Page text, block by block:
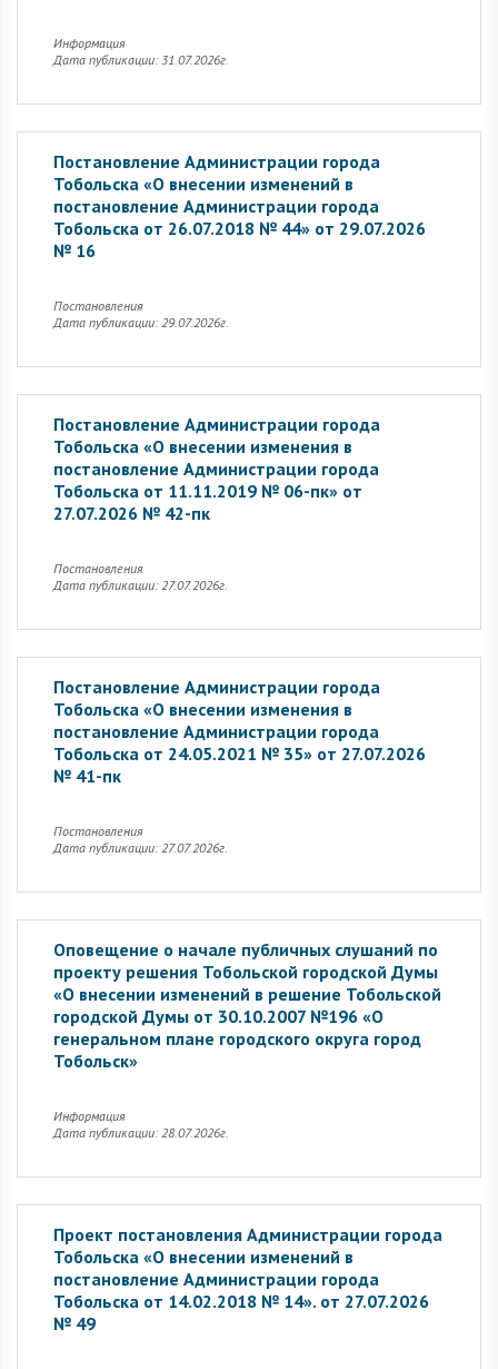
Информация
Дата публикации: 31.07.2026г.
Постановление Администрации города
Тобольска «О внесении изменений в
постановление Администрации города
Тобольска от 26.07.2018 № 44» от 29.07.2026
№ 16
Постановления
Дата публикации: 29.07.2026г.
Постановление Администрации города
Тобольска «О внесении изменения в
постановление Администрации города
Тобольска от 11.11.2019 № 06-пк» от
27.07.2026 № 42-пк
Постановления
Дата публикации: 27.07.2026г.
Постановление Администрации города
Тобольска «О внесении изменения в
постановление Администрации города
Тобольска от 24.05.2021 № 35» от 27.07.2026
№ 41-пк
Постановления
Дата публикации: 27.07.2026г.
Оповещение о начале публичных слушаний по
проекту решения Тобольской городской Думы
«О внесении изменений в решение Тобольской
городской Думы от 30.10.2007 №196 «О
генеральном плане городского округа город
Тобольск»
Информация
Дата публикации: 28.07.2026г.
Проект постановления Администрации города
Тобольска «О внесении изменений в
постановление Администрации города
Тобольска от 14.02.2018 № 14». от 27.07.2026
№ 49